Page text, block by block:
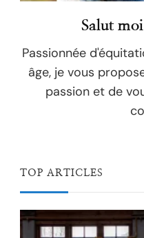
Salut
Passionnée
âge, je vous
passion et de
TOP ARTICLES